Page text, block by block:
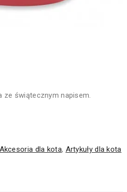
ze świątecznym napisem.
Akcesoria dla kota, Artykuły dla kota